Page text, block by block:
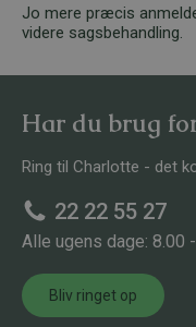
Jo mere præcis
videre sagsbehandling.
Har du brug
Ring til Charlotte - det
22 22 55 27
Alle ugens dage: 8.00
Bliv ringet op